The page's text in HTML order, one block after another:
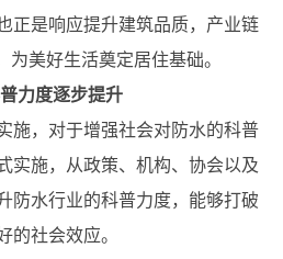
正是响应提升建筑品质，产业链
为美好生活奠定居住基础。
力度逐步提升
，对于增强社会对防水的科普
实施，从政策、机构、协会以及
防水行业的科普力度，能够打破
的社会效应。